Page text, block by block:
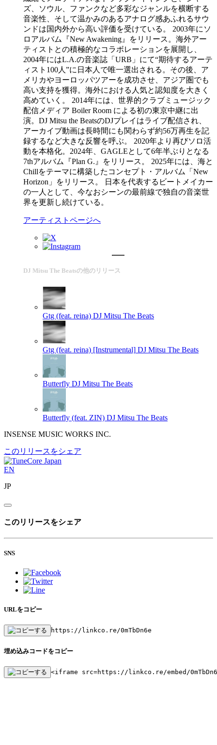
ズ、ソウル、ファンクなど多彩なジャンルを横断する
音楽性、そして温かみのあるアナログ感あふれるサウ
ンドは国内外から高い評価を受けている。 2003年にソ
ロアルバム『New Awakening』をリリース。海外アー
ティストとの積極的なコラボレーションを展開し、
2004年にはL.A.の音楽誌「URB」にて“期待するアーテ
ィスト100人”に日本人で唯一選出される。その後、ア
メリカやヨーロッパツアーを成功させ、アジア圏でも
高い支持を獲得。海外における人気と認知度を大きく
高めていく。 2014年には、世界的クラブミュージック
配信メディア Boiler Room による初の東京中継に出
演。DJ Mitsu the BeatsのDJプレイはライブ配信され、
アーカイブ動画は長時間にも関わらず約56万再生を記
録するなど大きな反響を呼ぶ。 2020年より再びソロ活
動を本格化。2024年、GAGLEとして6年半ぶりとなる
7thアルバム『Plan G.』をリリース。 2025年には、海と
Chillをテーマに構築したコンセプト・アルバム「New
Horizon」をリリース。 日本を代表するビートメイカー
の一人として、今なおシーンの最前線で独自の音楽世
界を更新し続けている。
アーティストページへ
DJ Mitsu The Beatsの他のリリース
Gtg (feat. reina) DJ Mitsu The Beats
Gtg (feat. reina) [Instrumental] DJ Mitsu The Beats
Butterfly DJ Mitsu The Beats
Butterfly (feat. ZIN) DJ Mitsu The Beats
INSENSE MUSIC WORKS INC.
このリリースをシェア
EN
JP
このリリースをシェア
SNS
URLをコピー
https://linkco.re/0mTbDn6e
埋め込みコードをコピー
<iframe src=https://linkco.re/embed/